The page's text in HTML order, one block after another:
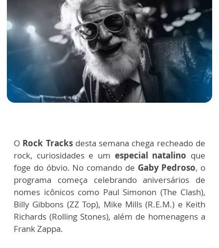
O Rock Tracksdesta semana chega recheado de
rock, curiosidades e um especial natalino que
foge do óbvio. No comando de Gaby Pedroso, o
programa começa celebrando aniversários de
nomes icônicos como Paul Simonon (The Clash),
Billy Gibbons (ZZ Top), Mike Mills (R.E.M.) e Keith
Richards (Rolling Stones), além de homenagens a
Frank Zappa.